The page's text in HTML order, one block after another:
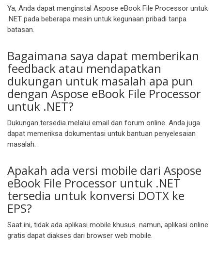
Ya, Anda dapat menginstal Aspose eBook File Processor untuk
.NET pada beberapa mesin untuk kegunaan pribadi tanpa
batasan.
Bagaimana saya dapat memberikan
feedback atau mendapatkan
dukungan untuk masalah apa pun
dengan Aspose eBook File Processor
untuk .NET?
Dukungan tersedia melalui email dan forum online. Anda juga
dapat memeriksa dokumentasi untuk bantuan penyelesaian
masalah.
Apakah ada versi mobile dari Aspose
eBook File Processor untuk .NET
tersedia untuk konversi DOTX ke
EPS?
Saat ini, tidak ada aplikasi mobile khusus. namun, aplikasi online
gratis dapat diakses dari browser web mobile.